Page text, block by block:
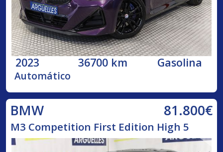
2023 36700 km Gasolina
Automático
BMW 81.800€
M3 Competition First Edition High 5